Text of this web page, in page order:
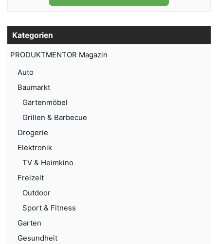
Kategorien
PRODUKTMENTOR Magazin
Auto
Baumarkt
Gartenmöbel
Grillen & Barbecue
Drogerie
Elektronik
TV & Heimkino
Freizeit
Outdoor
Sport & Fitness
Garten
Gesundheit